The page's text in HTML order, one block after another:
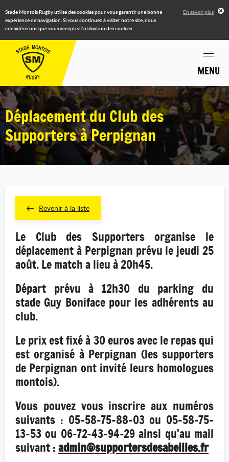
Stade Montois Rugby utilise des cookies pour vous garantir une bonne
expérience de navigation. Si vous continuez à visiter notre site, nous
considérerons que vous acceptez l'utilisation des cookies.
En savoir plus
MENU
Déplacement du Club des
Supporters à Perpignan
Revenir à la liste
Le Club des Supporters organise le
déplacement à Perpignan prévu le jeudi 25
août. Le match a lieu à 20h45.
Départ prévu à 12h30 du parking du
stade Guy Boniface pour les adhérents au
club.
Le prix est fixé à 30 euros avec le repas qui
est organisé à Perpignan (les supporters
de Perpignan ont invité leurs homologues
montois).
Vous pouvez vous inscrire aux numéros
suivants : 05-58-75-88-03 ou 05-58-75-
13-53 ou 06-72-43-94-29 ainsi qu'au mail
suivant :admin@supportersdesabeilles.fr